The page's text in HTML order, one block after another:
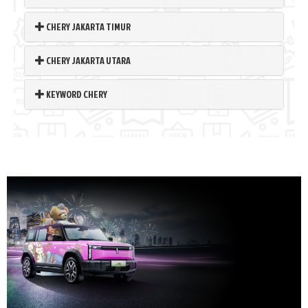
CHERY JAKARTA TIMUR
CHERY JAKARTA UTARA
KEYWORD CHERY